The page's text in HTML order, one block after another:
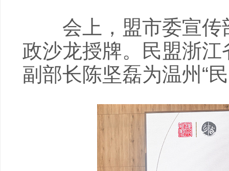
会上，盟市委宣传部
政沙龙授牌。民盟浙
副部长陈坚磊为温州“